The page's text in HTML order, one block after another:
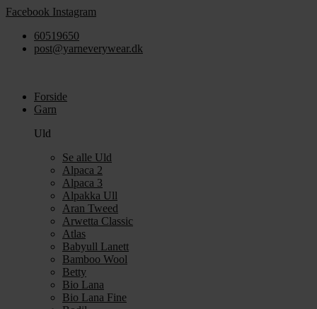
Videre
indhold
Facebook Instagram
60519650
post@yarneverywear.dk
Forside
Garn
Uld
Se alle Uld
Alpaca 2
Alpaca 3
Alpakka Ull
Aran Tweed
Arwetta Classic
Atlas
Babyull Lanett
Bamboo Wool
Betty
Bio Lana
Bio Lana Fine